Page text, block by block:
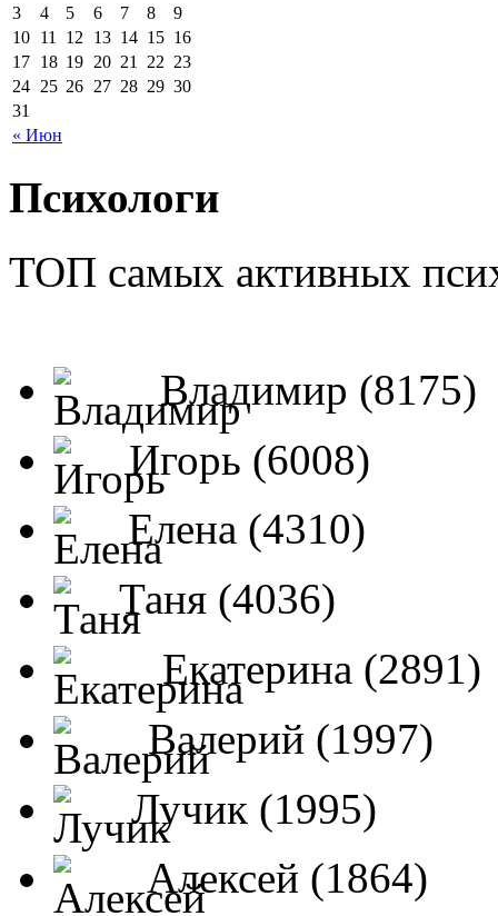
« Июн
3
4 5 6 7 8
9
10 11 12 13 14 15 16
17 18 19 20 21 22 23
24 25 26 27 28 29 30
31
Психологи
ТОП самых активных
Владимир (8175)
Игорь (6008)
Елена (4310)
Таня (4036)
Екатерина (2891)
Валерий (1997)
Лучик (1995)
Алексей (1864)